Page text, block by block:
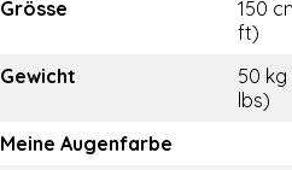
Grösse
150
ft)
Gewicht
50 kg
lbs)
Meine Augenfarbe